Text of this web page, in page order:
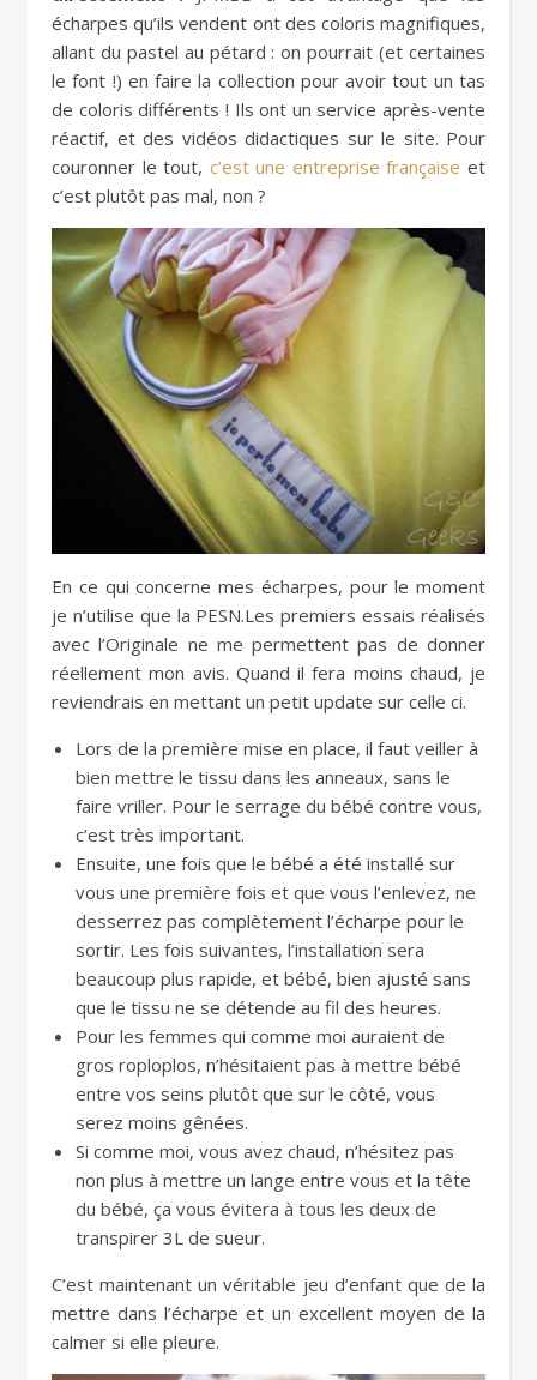
écharpes qu’ils vendent ont des coloris magnifiques,
allant du pastel au pétard : on pourrait (et certaines
le font !) en faire la collection pour avoir tout un tas
de coloris différents ! Ils ont un service après-vente
réactif, et des vidéos didactiques sur le site. Pour
couronner le tout, c’est une entreprise française et
c’est plutôt pas mal, non ?
En ce qui concerne mes écharpes, pour le moment
je n’utilise que la PESN.Les premiers essais réalisés
avec l’Originale ne me permettent pas de donner
réellement mon avis. Quand il fera moins chaud, je
reviendrais en mettant un petit update sur celle ci.
Lors de la première mise en place, il faut veiller à
bien mettre le tissu dans les anneaux, sans le
faire vriller. Pour le serrage du bébé contre vous,
c’est très important.
Ensuite, une fois que le bébé a été installé sur
vous une première fois et que vous l’enlevez, ne
desserrez pas complètement l’écharpe pour le
sortir. Les fois suivantes, l’installation sera
beaucoup plus rapide, et bébé, bien ajusté sans
que le tissu ne se détende au fil des heures.
Pour les femmes qui comme moi auraient de
gros roploplos, n’hésitaient pas à mettre bébé
entre vos seins plutôt que sur le côté, vous
serez moins gênées.
Si comme moi, vous avez chaud, n’hésitez pas
non plus à mettre un lange entre vous et la tête
du bébé, ça vous évitera à tous les deux de
transpirer 3L de sueur.
C’est maintenant un véritable jeu d’enfant que de la
mettre dans l’écharpe et un excellent moyen de la
calmer si elle pleure.